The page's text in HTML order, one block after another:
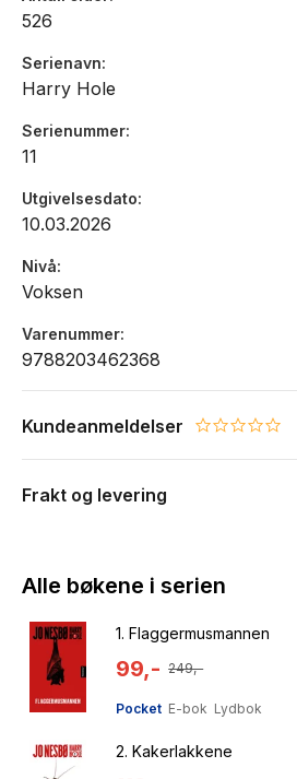
526
Serienavn
Harry Hole
Serienummer
11
Utgivelsesdato
10.03.2026
Nivå
Voksen
Varenummer
9788203462368
Kundeanmeldelser 0.0 star rating
Frakt og levering
Alle bøkene i serien
1. Flaggermusmannen
99,- 249,-
Pocket E-bok Lydbok
2. Kakerlakkene